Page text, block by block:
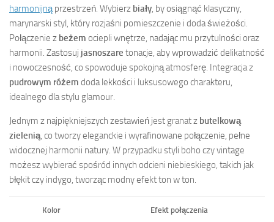
harmonijną przestrzeń. Wybierz biały , by osiągnąć klasyczny,
marynarski styl, który rozjaśni pomieszczenie i doda świeżości.
Połączenie z beżem ociepli wnętrze, nadając mu przytulności oraz
harmonii. Zastosuj jasnoszare tonacje, aby wprowadzić delikatność
i nowoczesność, co spowoduje spokojną atmosferę. Integracja z
pudrowym różem doda lekkości i luksusowego charakteru,
idealnego dla stylu glamour.
Jednym z najpiękniejszych zestawień jest granat z butelkową
zielenią , co tworzy eleganckie i wyrafinowane połączenie, pełne
widocznej harmonii natury. W przypadku styli boho czy vintage
możesz wybierać spośród innych odcieni niebieskiego, takich jak
błękit czy indygo, tworząc modny efekt ton w ton.
Kolor Efekt połączenia